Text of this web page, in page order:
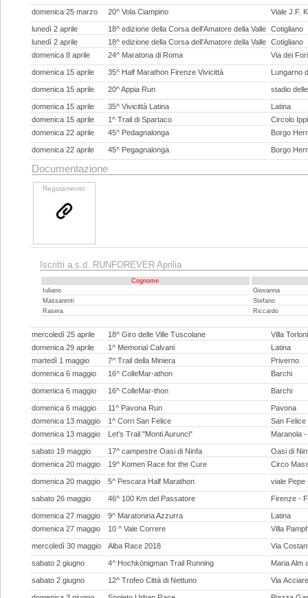
domenica 25 marzo 20^ Vola Ciampino Viale J.F.
lunedì 2 aprile 18^ edizione della Corsa dell’Amatore della Valle
Cotigliano
lunedì 2 aprile
18^ edizione della Corsa dell’Amatore della Valle
Cotigliano
domenica 8 aprile
24^ Maratona di Roma Via dei
domenica 15 aprile 35^ Half Marathon Firenze Vivicittà Lungarno
domenica 15 aprile 20^ Appia Run stadio
domenica 15 aprile 35^ Vivicittà Latina
Latina
domenica 15 aprile
1^ Trail di Spartaco
Circolo
domenica 22 aprile
45^ Pedagnalonga Borgo
domenica 22 aprile 45^ Pegagnalonga Borgo
Documentazione
Regolamento
Iscritti a.s.d. RUNFOREVER Aprilia
Cognome
Iuliano
Giovanna
Massarenti
Stefano
Rasera
Riccardo
mercoledì 25 aprile 18^ Giro delle Ville Tuscolane
Villa
domenica 29 aprile
1^ Memorial Calvani
Latina
martedì 1 maggio
7^ Trail della Miniera
Priverno
domenica 6 maggio
16^ ColleMar-athon Barchi
domenica 6 maggio 16^ ColleMar-thon Barchi
domenica 6 maggio 11^ Pavona Run
Pavona
domenica 13 maggio
1^ Corri San Felice
San Felice
domenica 13 maggio
Let's Trail "Monti Aurunci" Maranola
sabato 19 maggio 17^ campestre Oasi di Ninfa
Oasi di
domenica 20 maggio
19^ Komen Race for the Cure Circo
domenica 20 maggio 5^ Pescara Half Marathon viale Pepe
sabato 26 maggio 46^ 100 Km del Passatore Firenze -
domenica 27 maggio 9^ Maratonina Azzurra
Latina
domenica 27 maggio
10 ^ Vale Correre Villa
mercoledì 30 maggio Alba Race 2018 Via
sabato 2 giugno 4^ Hochkönigman Trail Running Maria Alm
sabato 2 giugno 12^ Trofeo Città di Nettuno Via